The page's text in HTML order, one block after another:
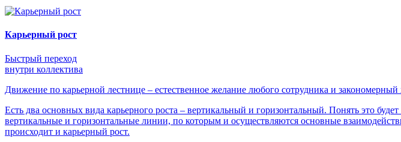
Карьерный рост
Быстрый переход
внутри коллектива
Движение по карьерной лестнице – естественное желание любого сотрудника и
Есть два основных вида карьерного роста – вертикальный и горизонтальный. Понять это
вертикальные и горизонтальные линии, по которым и осуществляются основные
происходит и карьерный рост.